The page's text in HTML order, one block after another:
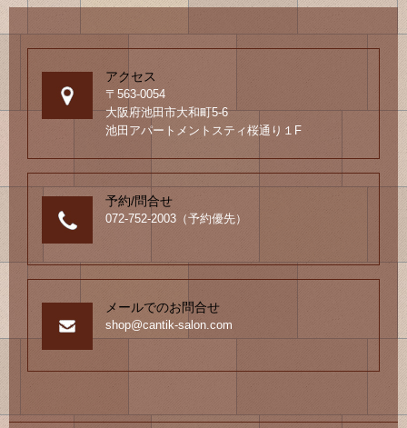
グ
アクセス
〒563-0054
大阪府池田市大和町5-6
池田アパートメントスティ桜通り１F
予約/問合せ
072-752-2003（予約優先）
メールでのお問合せ
shop@cantik-salon.com